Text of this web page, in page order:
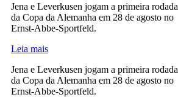
Jena e Leverkusen jogam a primeira rodada
da Copa da Alemanha em 28 de agosto no
Ernst-Abbe-Sportfeld.
Leia mais
Jena e Leverkusen jogam a primeira rodada
da Copa da Alemanha em 28 de agosto no
Ernst-Abbe-Sportfeld.